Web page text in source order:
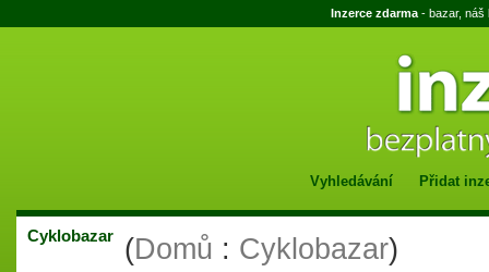
Inzerce zdarma - bazar, náš
Vyhledávání Přidat
Cyklobazar (Domů : Cyklobazar)